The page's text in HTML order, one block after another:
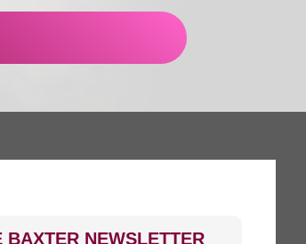
BAXTER NEWSLETTER